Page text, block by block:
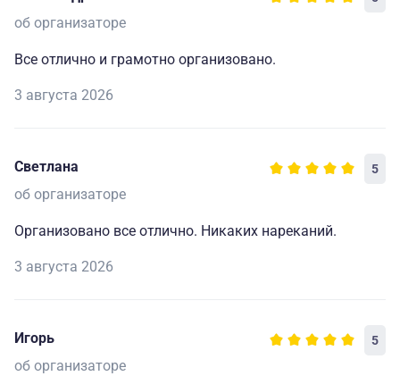
об организаторе
Все отлично и грамотно организовано.
3 августа 2026
Светлана 5
об организаторе
Организовано все отлично. Никаких нареканий.
3 августа 2026
Игорь 5
об организаторе